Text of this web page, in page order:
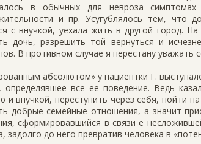
в обычных для невроза
и пр. Усугублялось тем,
с внучкой, уехала жить в другой город.
дочь, разрешить той вернуться и
В противном случае я перестану уважать
абсолютом» у пациентки Г.
определявшее все ее поведение. Ведь
и внучкой, переступить через себя, пойти
добрые семейные отношения, а значит
сформировавшийся в связи е
задолго до него превратив человека в